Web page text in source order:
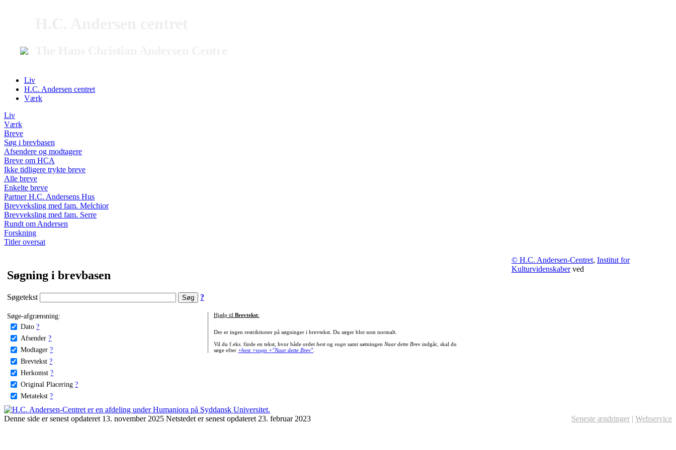
Liv
H.C. Andersen centret
Værk
Liv
Værk
Breve
Søg i brevbasen
Afsendere og modtagere
Breve om HCA
Ikke tidligere trykte breve
Alle breve
Enkelte breve
Partner H.C. Andersens Hus
Brevveksling med fam. Melchior
Brevveksling med fam. Serre
Rundt om Andersen
Forskning
Titler oversat
Søgning i brevbasen
Søgetekst ?
Søge-afgrænsning:
Dato ?
Afsender ?
Modtager ?
Brevtekst ?
Herkomst ?
Original Placering ?
Metatekst ?
Hjælp til Brevtekst:
Der er ingen restriktioner på søgninger i brevtekst. Du søger blot som normalt.
Vil du f.eks. finde en tekst, hvor både ordet hestog vogn samt sætningen Naar dette Brevindgår, skal du
søge efter +hest +vogn +"Naar dette Brev".
© H.C. Andersen-Centret, Institut for
Kulturvidenskaberved
Denne side er senest opdateret 13. november 2025 Netstedet er senest opdateret 23. februar 2023 Seneste ændringer | Webservice